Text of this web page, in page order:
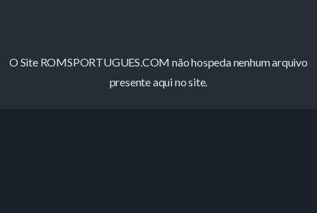
O Site ROMSPORTUGUES.COM não hospeda nenhum arquivo
presente aqui no site.